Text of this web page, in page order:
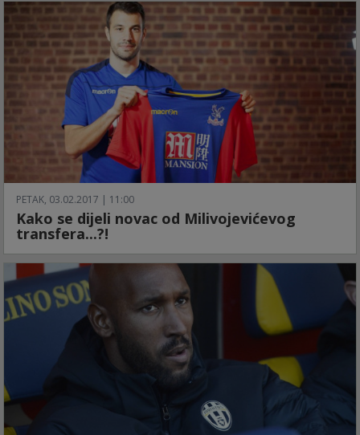
PETAK, 03.02.2017 | 11:00
Kako se dijeli novac od Milivojevićevog
transfera...?!